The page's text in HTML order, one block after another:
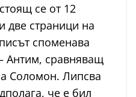
се от 12
две страници на
споменава
Антим, сравняващ
Соломон. Липсва
че е бил